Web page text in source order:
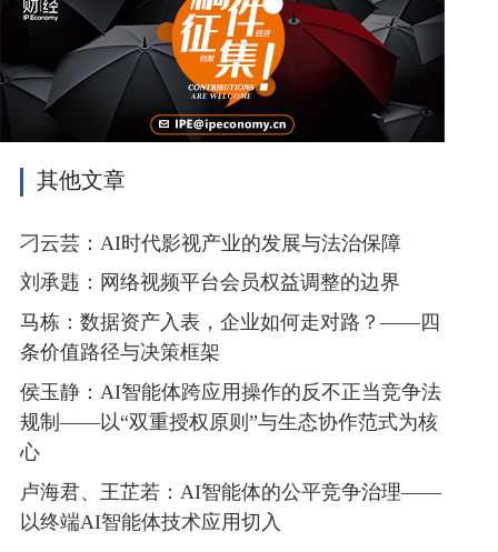
其他文章
刁云芸：AI时代影视产业的发展与法治保障
刘承韪：网络视频平台会员权益调整的边界
马栋：数据资产入表，企业如何走对路？——四
条价值路径与决策框架
侯玉静：AI智能体跨应用操作的反不正当竞争法
规制——以“双重授权原则”与生态协作范式为核
心
卢海君、王芷若：AI智能体的公平竞争治理——
以终端AI智能体技术应用切入